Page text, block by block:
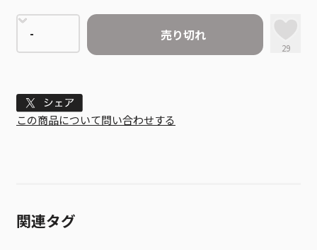
売り切れ
29
Tweet
この商品について問い合わせする
関連タグ